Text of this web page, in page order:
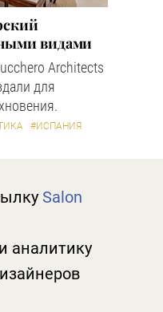
видами
Architects
для
#ИСПАНИЯ
Salon
аналитику